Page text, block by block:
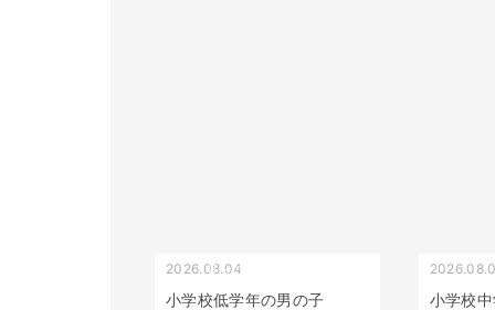
受け口（しゃくれている）
2026.08.04
小学校低学年の男の子 小学校